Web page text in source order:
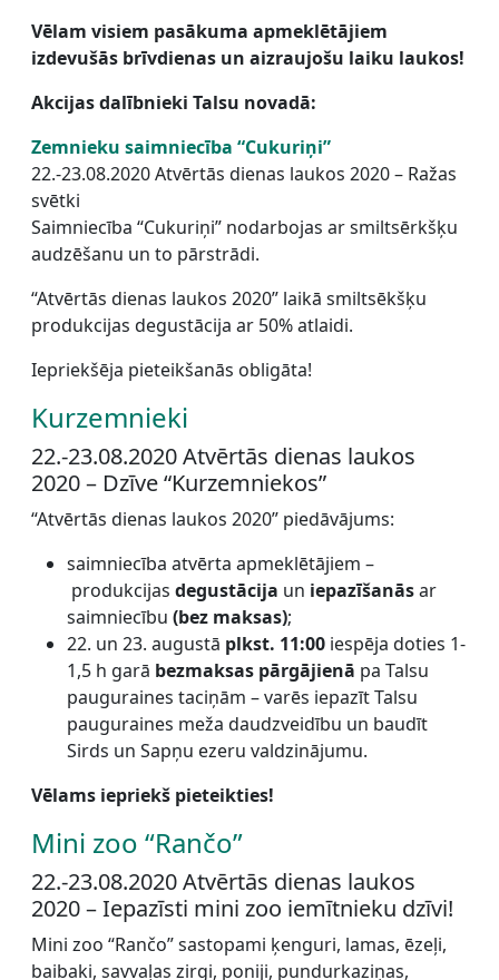
Vēlam visiem pasākuma apmeklētājiem
izdevušās brīvdienas un aizraujošu laiku laukos!
Akcijas dalībnieki Talsu novadā:
Zemnieku saimniecība “Cukuriņi”
22.-23.08.2020 Atvērtās dienas laukos 2020 – Ražas
svētki
Saimniecība “Cukuriņi” nodarbojas ar smiltsērkšķu
audzēšanu un to pārstrādi.
“Atvērtās dienas laukos 2020” laikā smiltsēkšķu
produkcijas degustācija ar 50% atlaidi.
Iepriekšēja pieteikšanās obligāta!
Kurzemnieki
22.-23.08.2020 Atvērtās dienas laukos
2020 – Dzīve “Kurzemniekos”
“Atvērtās dienas laukos 2020” piedāvājums:
saimniecība atvērta apmeklētājiem –
produkcijas degustācija un iepazīšanāsar
saimniecību (bez maksas);
22. un 23. augustā plkst. 11:00 iespēja doties 1-
1,5 h garā bezmaksas pārgājienā pa Talsu
pauguraines taciņām – varēs iepazīt Talsu
pauguraines meža daudzveidību un baudīt
Sirds un Sapņu ezeru valdzinājumu.
Vēlams iepriekš pieteikties!
Mini zoo “Rančo”
22.-23.08.2020 Atvērtās dienas laukos
2020 – Iepazīsti mini zoo iemītnieku dzīvi!
Mini zoo “Rančo” sastopami ķenguri, lamas, ēzeļi,
baibaki, savvaļas zirgi, poniji, pundurkaziņas,